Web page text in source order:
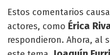
Estos comentarios
actores, como Érica
respondieron. Ahora, al